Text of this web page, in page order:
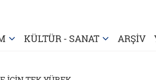
KÜLTÜR - SANAT ARŞİV